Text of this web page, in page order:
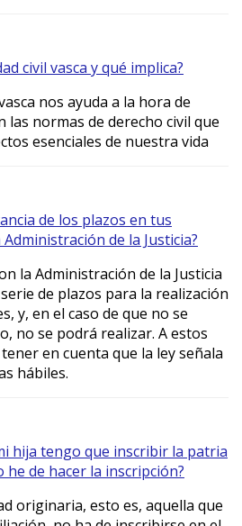
civil vasca y qué implica?
nos ayuda a la hora de
las normas de derecho civil que
esenciales de nuestra vida
de los plazos en tus
de la Justicia?
la Administración de la Justicia
de plazos para la realización
y, en el caso de que no se
no se podrá realizar. A estos
en cuenta que la ley señala
hábiles.
hija tengo que inscribir la patria
he de hacer la inscripción?
originaria, esto es, aquella que